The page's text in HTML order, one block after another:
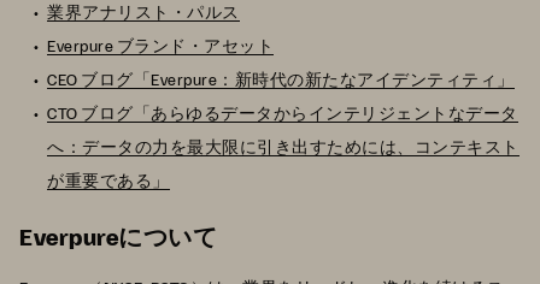
業界アナリスト・パルス
Everpure ブランド・アセット
CEO ブログ「Everpure：新時代の新たなアイデンティティ」
CTO ブログ「あらゆるデータからインテリジェントなデータ
へ：データの力を最大限に引き出すためには、コンテキスト
が重要である」
Everpureについて